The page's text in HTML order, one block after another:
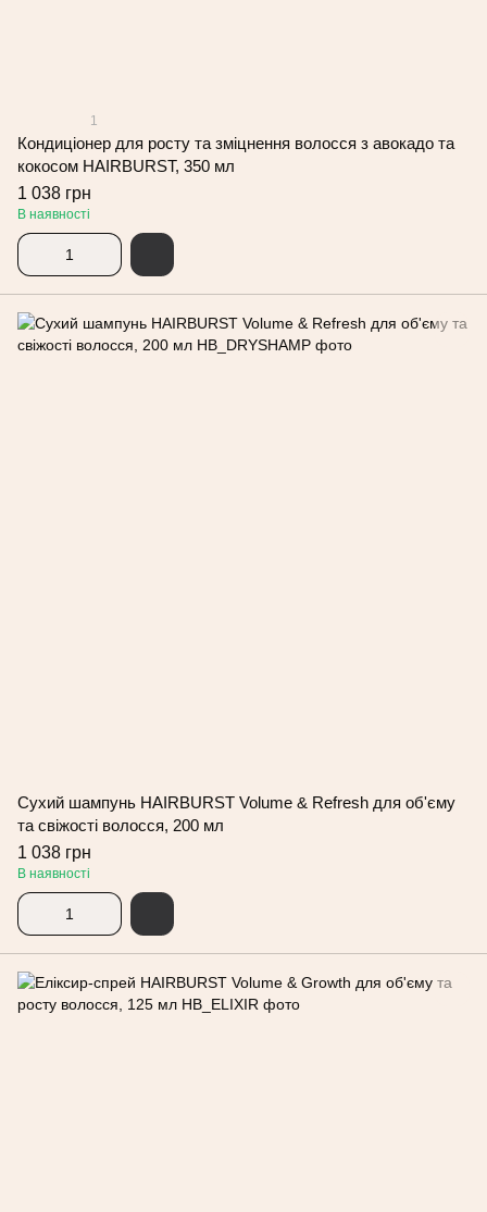
1
Кондиціонер для росту та зміцнення волосся з авокадо та
кокосом HAIRBURST, 350 мл
1 038 грн
В наявності
Сухий шампунь HAIRBURST Volume & Refresh для об'єму
та свіжості волосся, 200 мл
1 038 грн
В наявності